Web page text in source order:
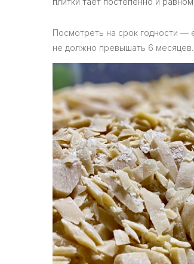
Посмотреть на срок годности —
не должно превышать 6